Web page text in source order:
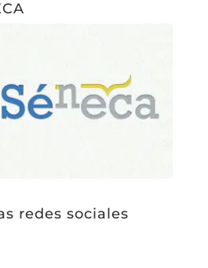
redes sociales
Facebook
2019/20